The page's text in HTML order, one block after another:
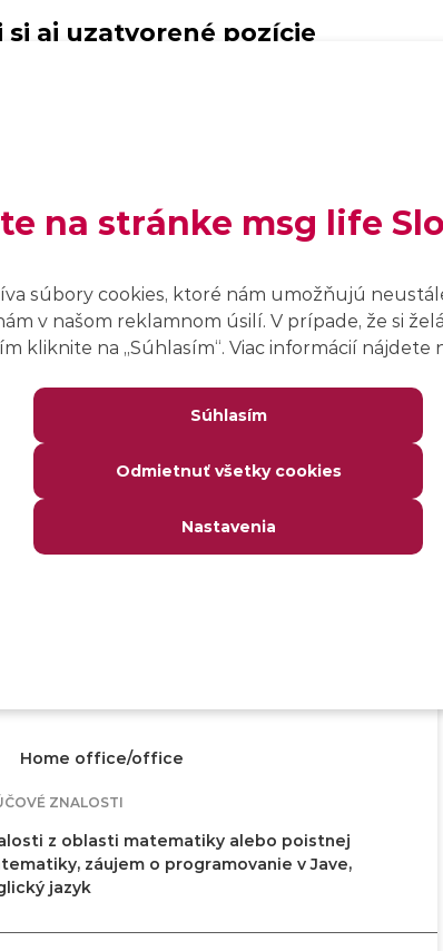
si aj uzatvorené pozície
že by si mohol byť vhodný kandidát? Pošli nám
MATHEMATICS, DEVELOPMENT,
Home office/office
ZNALOSTI
znalosť anglického jazyka, IT afinita,
myslenie a chuť neustále sa učiť nové
Zistiť viac o ponuke
Home office/office
ZNALOSTI
z oblasti matematiky alebo poistnej
záujem o programovanie v Jave,
jazyk
na stránke msg life
súbory cookies, ktoré nám umožňujú
v našom reklamnom úsilí. V prípade, že si
kliknite na ,,Súhlasím“. Viac informácií nájdete
Súhlasím
Odmietnuť všetky cookies
Nastavenia